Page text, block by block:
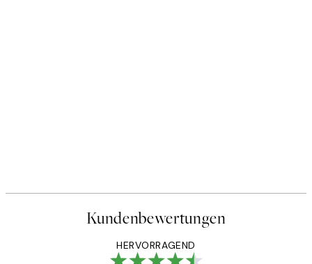
Kundenbewertungen
HERVORRAGEND